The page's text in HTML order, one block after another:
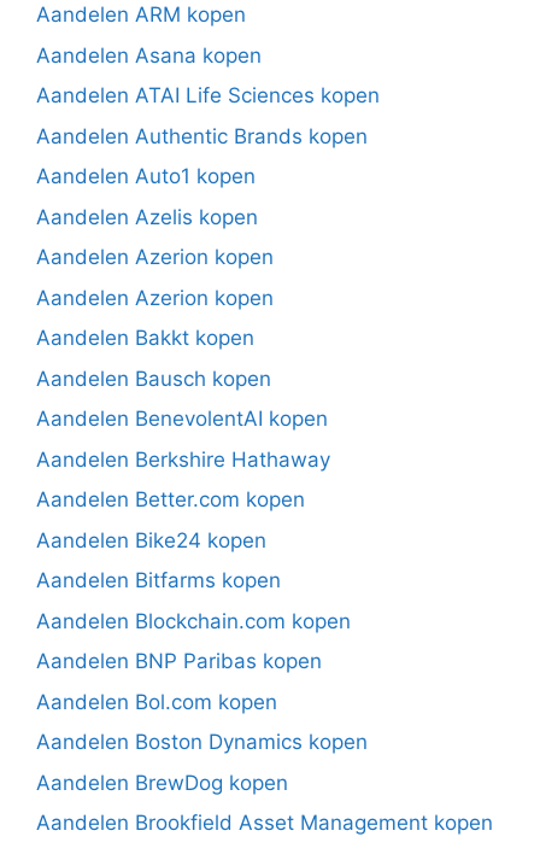
Aandelen ARM kopen
Aandelen Asana kopen
Aandelen ATAI Life Sciences kopen
Aandelen Authentic Brands kopen
Aandelen Auto1 kopen
Aandelen Azelis kopen
Aandelen Azerion kopen
Aandelen Azerion kopen
Aandelen Bakkt kopen
Aandelen Bausch kopen
Aandelen BenevolentAI kopen
Aandelen Berkshire Hathaway
Aandelen Better.com kopen
Aandelen Bike24 kopen
Aandelen Bitfarms kopen
Aandelen Blockchain.com kopen
Aandelen BNP Paribas kopen
Aandelen Bol.com kopen
Aandelen Boston Dynamics kopen
Aandelen BrewDog kopen
Aandelen Brookfield Asset Management kopen